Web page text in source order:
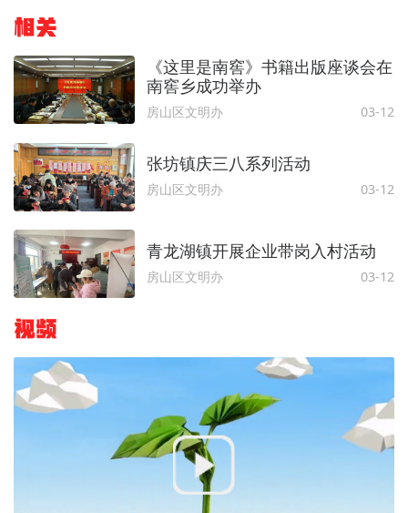
相关
《这里是南窖》书籍出版座谈会在
南窖乡成功举办
房山区文明办 03-12
张坊镇庆三八系列活动
房山区文明办 03-12
青龙湖镇开展企业带岗入村活动
房山区文明办 03-12
视频